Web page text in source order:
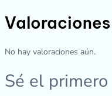
Valoraciones
No hay valoraciones aún.
Sé el